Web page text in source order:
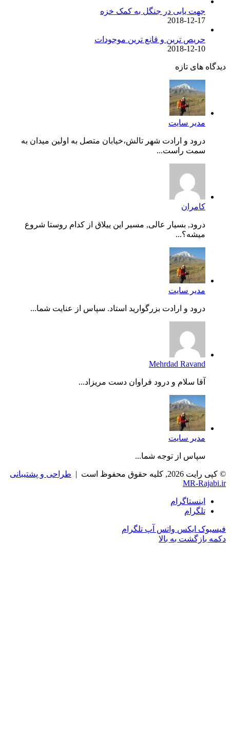
جهت یابی در جنگل به کمک خزه
2018-12-17
حریص ترین و قانع ترین موجودات
2018-12-10
دیدگاه های تازه
مدیر سایت
درود و ارادت شهر تالش،خیابان متصل به اولین میدان به
سمت راست...
کامران
درود, بسیار عالی, مسیر این ییلاق از کدام روستا شروع
میشه؟...
مدیر سایت
درود و ارادت بزرگوارید استاد. سپاس از عنایت شما...
Mehrdad Ravand
آقا سلام و درود فراوان دست مریزاد...
مدیر سایت
سپاس از توجه شما...
© کپی رایت 2026, کلیه حقوق محفوظ است |
طراحی و پشتیبانی
MR-Rajabi.ir
اینستاگرام
تلگرام
فیسبوک ایکس واتس آپ تلگرام
دکمه بازگشت به بالا